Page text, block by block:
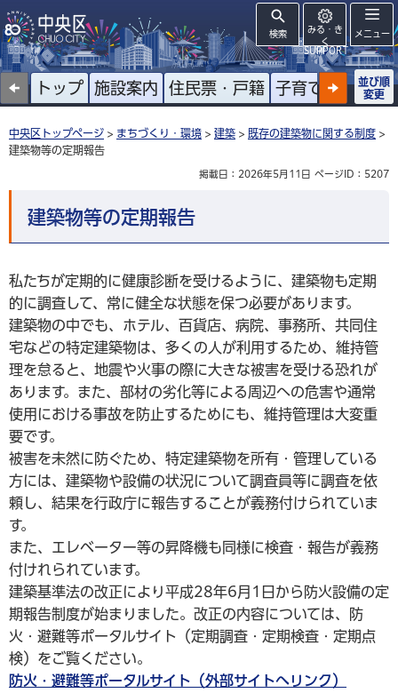
検索
みる・き
く
SUPPORT
メニュー
トップ 施設案内 住民票・戸籍 子育て 高齢者
並び順
変更
中央区トップページ > まちづくり・環境 > 建築 > 既存の建築物に関する制度 >
建築物等の定期報告
掲載日：2026年5月11日 ページID：5207
建築物等の定期報告
私たちが定期的に健康診断を受けるように、建築物も定期
的に調査して、常に健全な状態を保つ必要があります。
建築物の中でも、ホテル、百貨店、病院、事務所、共同住
宅などの特定建築物は、多くの人が利用するため、維持管
理を怠ると、地震や火事の際に大きな被害を受ける恐れが
あります。また、部材の劣化等による周辺への危害や通常
使用における事故を防止するためにも、維持管理は大変重
要です。
被害を未然に防ぐため、特定建築物を所有・管理している
方には、建築物や設備の状況について調査員等に調査を依
頼し、結果を行政庁に報告することが義務付けられていま
す。
また、エレベーター等の昇降機も同様に検査・報告が義務
付けれられています。
建築基準法の改正により平成28年6月1日から防火設備の定
期報告制度が始まりました。改正の内容については、防
火・避難等ポータルサイト（定期調査・定期検査・定期点
検）をご覧ください。
防火・避難等ポータルサイト（外部サイトへリンク）